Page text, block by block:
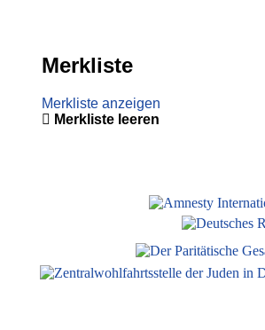
Merkliste
Merkliste anzeigen
Merkliste leeren